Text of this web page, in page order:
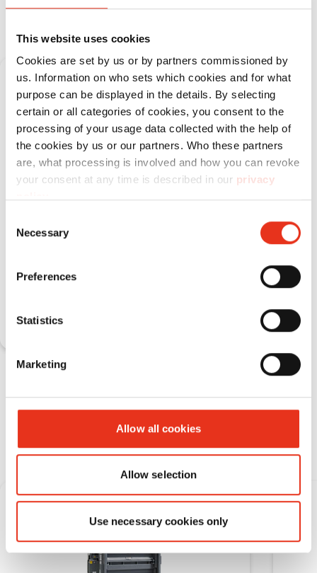
This website uses cookies
Cookies are set by us or by partners commissioned by
us. Information on who sets which cookies and for what
purpose can be displayed in the details. By selecting
certain or all categories of cookies, you consent to the
processing of your usage data collected with the help of
the cookies by us or our partners. Who these partners
are, what processing is involved and how you can revoke
your consent at any time is described in our privacy
Selection
Necessary
Preferences
Statistics
Marketing
Allow all cookies
Allow selection
Use necessary cookies only
Gamme de produits
pour applications spéciales